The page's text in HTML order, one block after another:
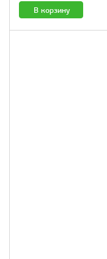
В корзину